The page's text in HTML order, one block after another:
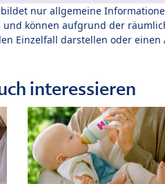
nur allgemeine
können aufgrund der
Einzelfall darstellen oder einen
interessieren